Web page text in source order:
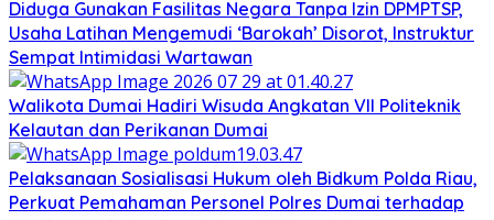
Diduga Gunakan Fasilitas Negara Tanpa Izin DPMPTSP,
Usaha Latihan Mengemudi ‘Barokah’ Disorot, Instruktur
Sempat Intimidasi Wartawan
Walikota Dumai Hadiri Wisuda Angkatan VII Politeknik
Kelautan dan Perikanan Dumai
Pelaksanaan Sosialisasi Hukum oleh Bidkum Polda Riau,
Perkuat Pemahaman Personel Polres Dumai terhadap